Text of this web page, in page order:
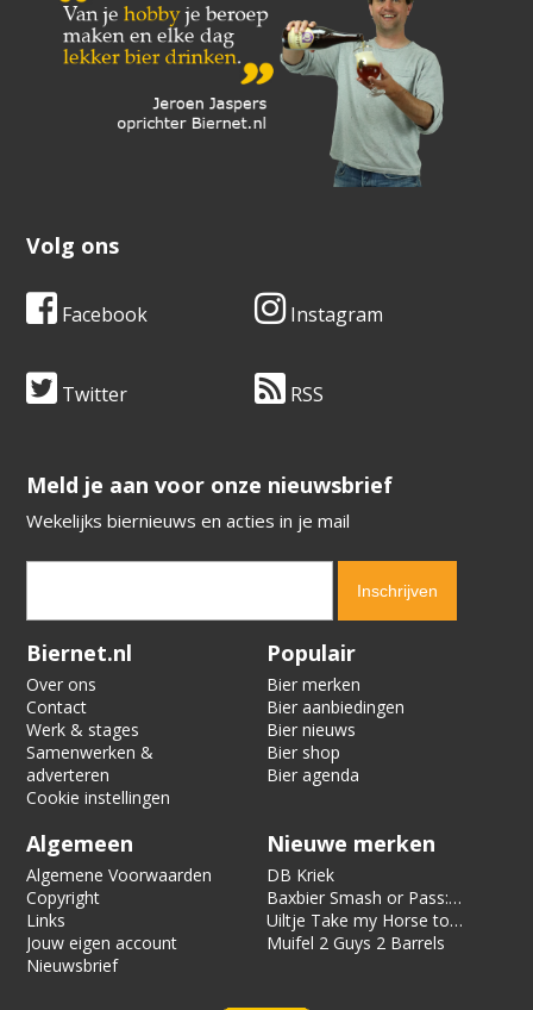
Volg ons
Facebook Instagram
Twitter RSS
​​​​​​​Meld je aan voor onze nieuwsbrief
Wekelijks biernieuws en acties in je mail
Verification code:
Biernet.nl
Over ons
Contact
Werk & stages
Samenwerken &
adverteren
Cookie instellingen
Populair
Bier merken
Bier aanbiedingen
Bier nieuws
Bier shop
Bier agenda
Algemeen
Algemene Voorwaarden
Copyright
Links
Jouw eigen account
Nieuwsbrief
Nieuwe merken
DB Kriek
Baxbier Smash or Pass:
Strata
Uiltje Take my Horse to
the Hotel Room
Muifel 2 Guys 2 Barrels